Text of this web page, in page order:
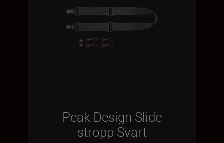
Peak Design Slide
stropp Svart